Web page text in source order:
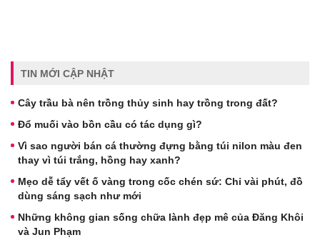
TIN MỚI CẬP NHẬT
Cây trầu bà nên trồng thủy sinh hay trồng trong đất?
Đổ muối vào bồn cầu có tác dụng gì?
Vì sao người bán cá thường đựng bằng túi nilon màu đen
thay vì túi trắng, hồng hay xanh?
Mẹo dễ tẩy vết ố vàng trong cốc chén sứ: Chỉ vài phút, đồ
dùng sáng sạch như mới
Những không gian sống chữa lành đẹp mê của Đăng Khôi
và Jun Phạm